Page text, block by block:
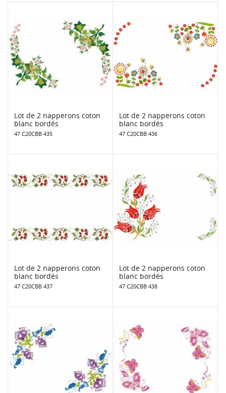
Lot de 2 napperons coton
blanc bordés
47 C20CBB 435
Lot de 2 napperons coton
blanc bordés
47 C20CBB 436
Lot de 2 napperons coton
blanc bordés
47 C20CBB 437
Lot de 2 napperons coton
blanc bordés
47 C20CBB 438